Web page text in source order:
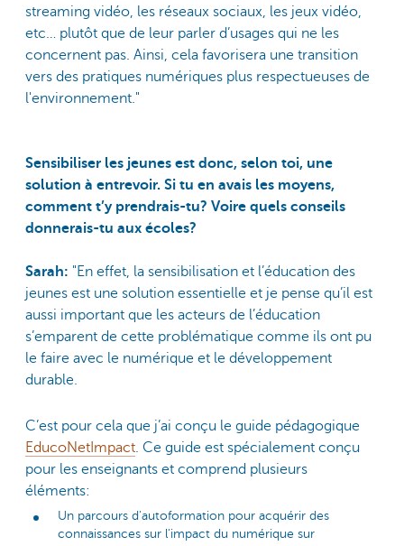
streaming vidéo, les réseaux sociaux, les jeux vidéo,
etc… plutôt que de leur parler d’usages qui ne les
concernent pas. Ainsi, cela favorisera une transition
vers des pratiques numériques plus respectueuses de
l'environnement."
Sensibiliser les jeunes est donc, selon toi, une
solution à entrevoir. Si tu en avais les moyens,
comment t’y prendrais-tu? Voire quels conseils
donnerais-tu aux écoles?
Sarah: "En effet, la sensibilisation et l’éducation des
jeunes est une solution essentielle et je pense qu’il est
aussi important que les acteurs de l’éducation
s’emparent de cette problématique comme ils ont pu
le faire avec le numérique et le développement
durable.
C’est pour cela que j’ai conçu le guide pédagogique
EducoNetImpact. Ce guide est spécialement conçu
pour les enseignants et comprend plusieurs
éléments:
Un parcours d'autoformation pour acquérir des
connaissances sur l'impact du numérique sur